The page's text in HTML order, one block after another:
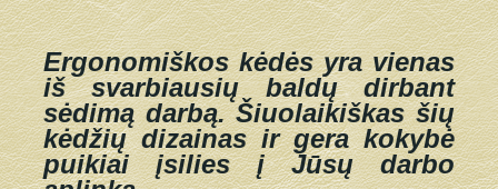
Ergonomiškos kėdės yra vienas
iš svarbiausių baldų dirbant
sėdimą darbą.Šiuolaikiškas šių
kėdžių dizainas ir gera kokybė
puikiai įsilies į Jūsų darbo